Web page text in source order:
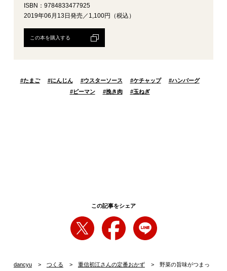
ISBN：9784833477925
2019年06月13日発売／1,100円（税込）
この本を購入する
#たまご #にんじん #ウスターソース #ケチャップ #ハンバーグ
#ピーマン #挽き肉 #玉ねぎ
この記事をシェア
dancyu つくる 重信初江さんの定番おかず
野菜の旨味がつまっ